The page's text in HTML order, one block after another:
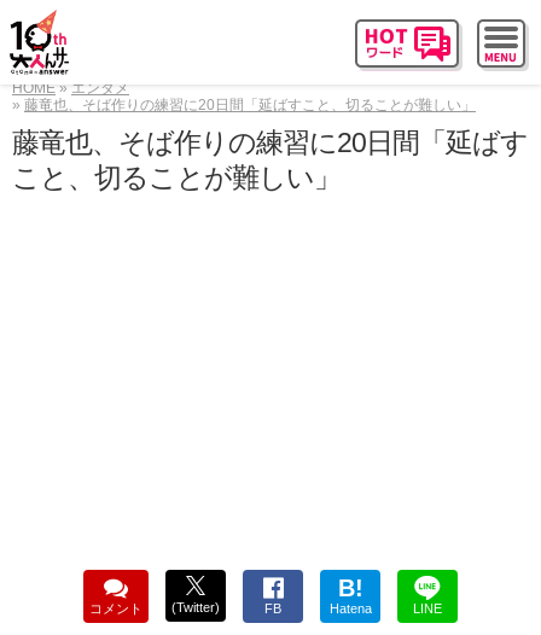
HOME
エンタメ
藤竜也、そば作りの練習に20日間「延ばすこと、切ることが難しい」
藤竜也、そば作りの練習に20日間「延ばす
こと、切ることが難しい」
コメント (Twitter) FB
B!
Hatena LINE